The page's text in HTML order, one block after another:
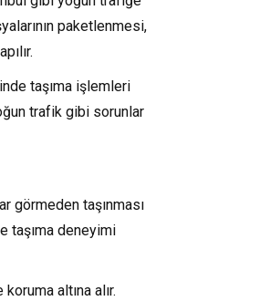
paketlenmesi,
taşıma işlemleri
trafik gibi sorunlar
görmeden taşınması
taşıma deneyimi
altına alır.